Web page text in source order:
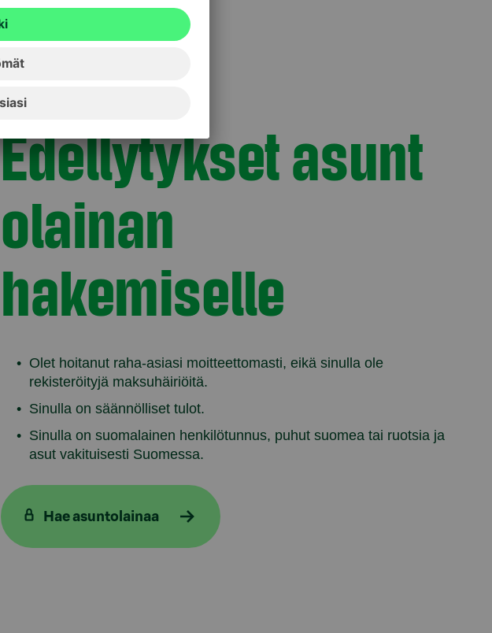
E­del­ly­tyk­set a­sun­t
o­lai­nan
hakemiselle
Olet hoitanut raha-asiasi moitteettomasti, eikä sinulla ole
rekisteröityjä maksuhäiriöitä.
Sinulla on säännölliset tulot.
Sinulla on suomalainen henkilötunnus, puhut suomea tai ruotsia ja
asut vakituisesti Suomessa.
Hae asuntolainaa